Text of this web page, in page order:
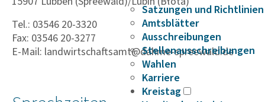
Satzungen und Richtlinien
Amtsblätter
Ausschreibungen
Stellenausschreibungen
Wahlen
Karriere
Kreistag
Tel.: 03546 20-3320
Fax: 03546 20-3277
E-Mail: landwirtschaftsamt@dahme-spreewald.de